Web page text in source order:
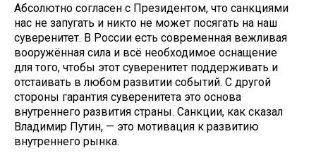
Абсолютно согласен с Президентом, что санкциями
нас не запугать и никто не может посягать на наш
суверенитет. В России есть современная вежливая
вооружённая сила и всё необходимое оснащение
для того, чтобы этот суверенитет поддерживать и
отстаивать в любом развитии событий. С другой
стороны гарантия суверенитета это основа
внутреннего развития страны. Санкции, как сказал
Владимир Путин, — это мотивация к развитию
внутреннего рынка.